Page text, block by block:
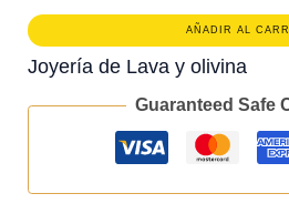
Lava
cantidad
AÑADIR AL
Joyería de Lava y olivina
Guaranteed Safe